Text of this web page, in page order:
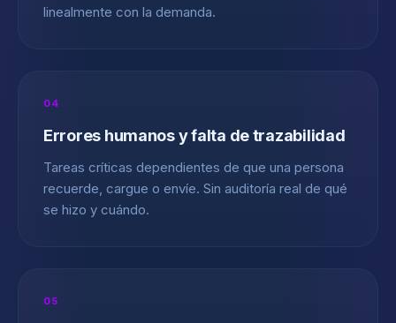
linealmente con la demanda.
04
Errores humanos y falta de trazabilidad
Tareas críticas dependientes de que una persona
recuerde, cargue o envíe. Sin auditoría real de qué
se hizo y cuándo.
05